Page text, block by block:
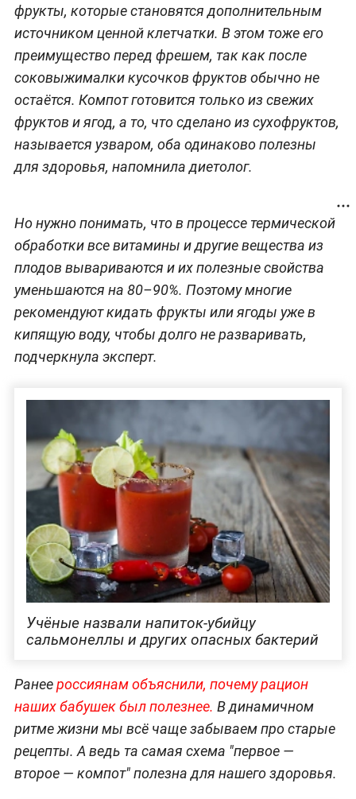
фрукты, которые становятся дополнительным
источником ценной клетчатки. В этом тоже его
преимущество перед фрешем, так как после
соковыжималки кусочков фруктов обычно не
остаётся. Компот готовится только из свежих
фруктов и ягод, а то, что сделано из сухофруктов,
называется узваром, оба одинаково полезны
для здоровья, напомнила диетолог.
Но нужно понимать, что в процессе термической
обработки все витамины и другие вещества из
плодов вывариваются и их полезные свойства
уменьшаются на 80–90%. Поэтому многие
рекомендуют кидать фрукты или ягоды уже в
кипящую воду, чтобы долго не разваривать,
подчеркнула эксперт.
Учёные назвали напиток-убийцу
сальмонеллы и других опасных бактерий
Ранеероссиянам объяснили, почему рацион
наших бабушек был полезнее. В динамичном
ритме жизни мы всё чаще забываем про старые
рецепты. А ведь та самая схема "первое —
второе — компот" полезна для нашего здоровья.